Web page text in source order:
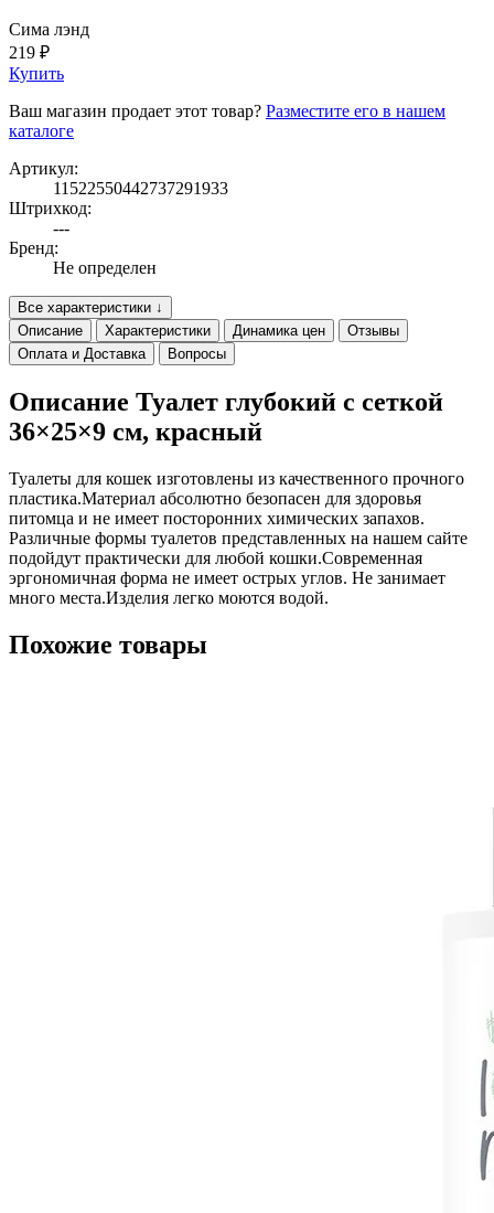
Сима лэнд
219 ₽
Купить
Ваш магазин продает этот товар? Разместите его в нашем
каталоге
Артикул:
11522550442737291933
Штрихкод:
---
Бренд:
Не определен
Все характеристики ↓
Описание
Характеристики Динамика цен
Отзывы
Оплата и Доставка
Вопросы
Описание Туалет глубокий с сеткой
36×25×9 см, красный
Туалеты для кошек изготовлены из качественного прочного
пластика.Материал абсолютно безопасен для здоровья
питомца и не имеет посторонних химических запахов.
Различные формы туалетов представленных на нашем сайте
подойдут практически для любой кошки.Современная
эргономичная форма не имеет острых углов. Не занимает
много места.Изделия легко моются водой.
Похожие товары